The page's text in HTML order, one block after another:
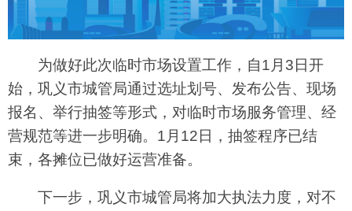
为做好此次临时市场设置工作，自1月3日开
始，巩义市城管局通过选址划号、发布公告、现场
报名、举行抽签等形式，对临时市场服务管理、经
营规范等进一步明确。1月12日，抽签程序已结
束，各摊位已做好运营准备。
下一步，巩义市城管局将加大执法力度，对不